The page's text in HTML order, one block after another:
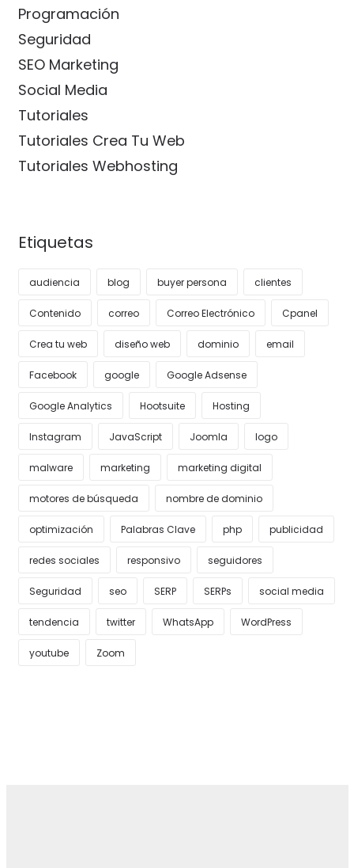
Programación
Seguridad
SEO Marketing
Social Media
Tutoriales
Tutoriales Crea Tu Web
Tutoriales Webhosting
Etiquetas
audiencia blog buyer persona clientes
Contenido correo Correo Electrónico Cpanel
Crea tu web diseño web dominio email
Facebook google Google Adsense
Google Analytics Hootsuite Hosting
Instagram JavaScript Joomla logo
malware marketing marketing digital
motores de búsqueda nombre de dominio
optimización Palabras Clave php publicidad
redes sociales responsivo seguidores
Seguridad seo SERP SERPs social media
tendencia twitter WhatsApp WordPress
youtube Zoom